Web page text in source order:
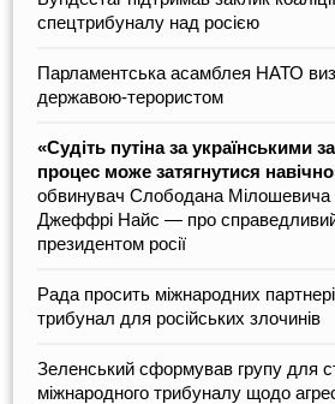
спецтрибуналу над росією
Парламентська асамблея НАТО
державою-терористом
«Судіть путіна за українськими
процес може затягнутися
обвинувач Слободана Мілошевича
Джеффрі Найс — про
президентом росії
Рада просить міжнародних
трибунал для російських злочинів
Зеленський сформував групу для
міжнародного трибуналу щодо